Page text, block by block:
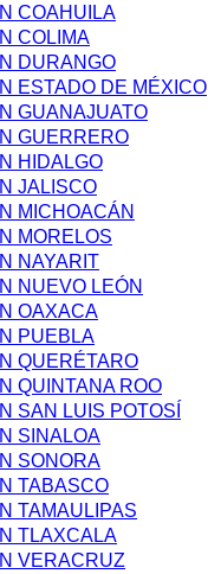
COAHUILA
COLIMA
DURANGO
ESTADO DE MÉXICO
GUANAJUATO
GUERRERO
HIDALGO
JALISCO
MICHOACÁN
MORELOS
NAYARIT
NUEVO LEÓN
OAXACA
PUEBLA
QUERÉTARO
QUINTANA ROO
SAN LUIS POTOSÍ
SINALOA
SONORA
TABASCO
TAMAULIPAS
TLAXCALA
VERACRUZ